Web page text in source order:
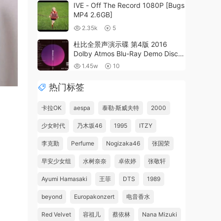
IVE - Off The Record 1080P [Bugs
MP4 2.6GB]
2.35k 5
杜比全景声演示碟 第4版 2016
Dolby Atmos Blu-Ray Demo Disc
Sep 2016《ISO 23G》
1.45w 10
热门标签
卡拉OK aespa 泰勒·斯威夫特 2000
少女时代 乃木坂46 1995 ITZY
李克勤 Perfume Nogizaka46 张国荣
早安少女组 水树奈奈 卓依婷 张敬轩
Ayumi Hamasaki 王菲 DTS 1989
beyond Europakonzert 电音香水
Red Velvet 容祖儿 蔡依林 Nana Mizuki